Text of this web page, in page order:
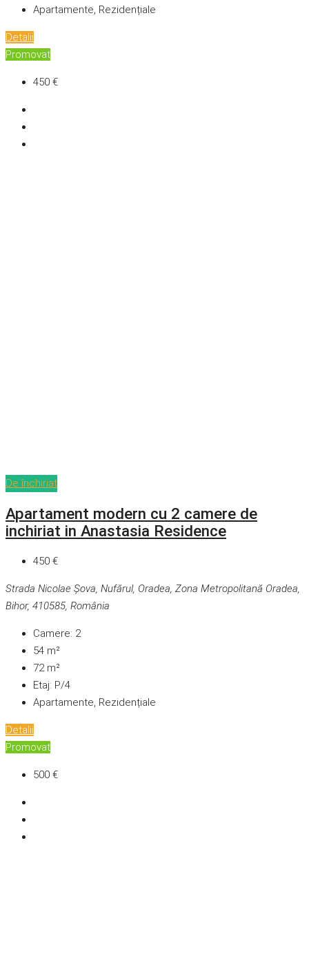
Apartamente, Rezidențiale
Detalii
Promovat
450 €
De închiriat
Apartament modern cu 2 camere de
inchiriat in Anastasia Residence
450 €
Strada Nicolae Șova, Nufărul, Oradea, Zona Metropolitană Oradea,
Bihor, 410585, România
Camere: 2
54 m²
72m²
Etaj: P/4
Apartamente, Rezidențiale
Detalii
Promovat
500 €